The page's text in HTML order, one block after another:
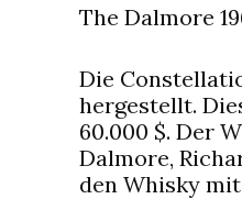
The Dalmore
Die
hergestellt.
60.000 $. Der
Dalmore,
den Whisky